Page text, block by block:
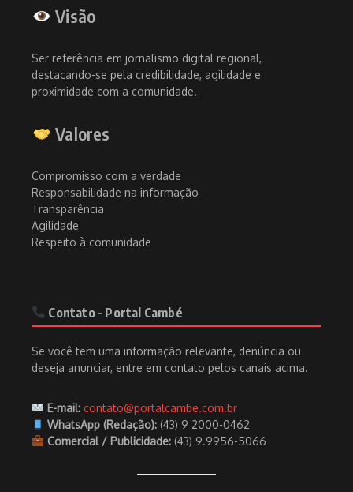
Visão
Ser referência em jornalismo digital regional,
destacando-se pela credibilidade, agilidade e
proximidade com a comunidade.
Valores
Compromisso com a verdade
Responsabilidade na informação
Transparência
Agilidade
Respeito à comunidade
Contato – Portal Cambé
Se você tem uma informação relevante, denúncia ou
deseja anunciar, entre em contato pelos canais acima.
E-mail: contato@portalcambe.com.br
WhatsApp (Redação):(43) 9 2000-0462
Comercial / Publicidade:(43) 9.9956-5066